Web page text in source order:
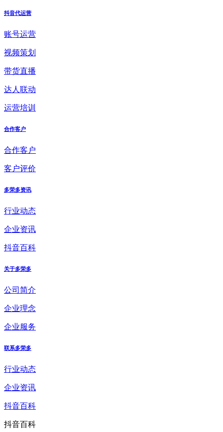
抖音代运营
账号运营
视频策划
带货直播
达人联动
运营培训
合作客户
合作客户
客户评价
多荣多资讯
行业动态
企业资讯
抖音百科
关于多荣多
公司简介
企业理念
企业服务
联系多荣多
行业动态
企业资讯
抖音百科
抖音百科